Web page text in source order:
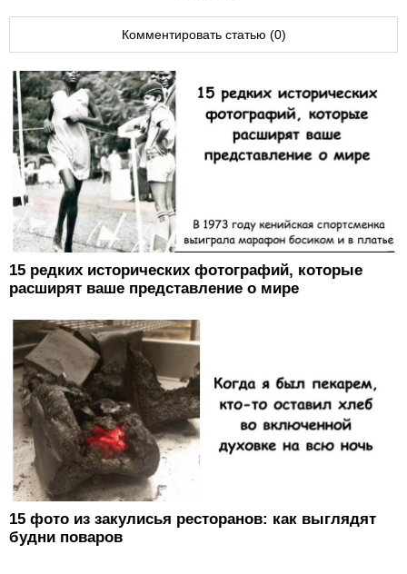
Комментировать статью (0)
15 редких исторических фотографий, которые
расширят ваше представление о мире
15 фото из закулисья ресторанов: как выглядят
будни поваров